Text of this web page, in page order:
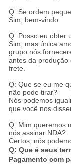
Q: Se ordem
Sim, bem-vindo.
Q: Posso eu obter
Sim, mas única
grupo nós
antes da
frete.
Q: Que se eu me
não pode tirar?
Nós podemos
que você nos
Q: Mim queremos
nós assinar NDA?
Certos, nós
Q: Que é seus
Pagamento com